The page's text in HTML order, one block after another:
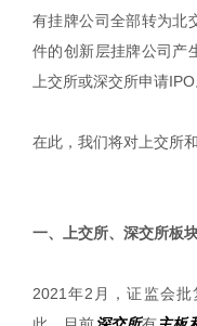
有挂牌公司全部转为北
件的创新层挂牌公司产
上交所或深交所申请IPO
在此，我们将对上交所
一、上交所、深交所板
2021年2月，证监会